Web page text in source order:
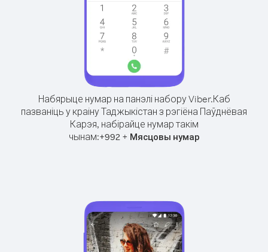
Набярыце нумар на панэлі набору Viber.Каб
пазваніць у краіну Таджыкістан з рэгіёна Паўднёвая
Карэя, набірайце нумар такім
чынам:+992+ Мясцовы нумар